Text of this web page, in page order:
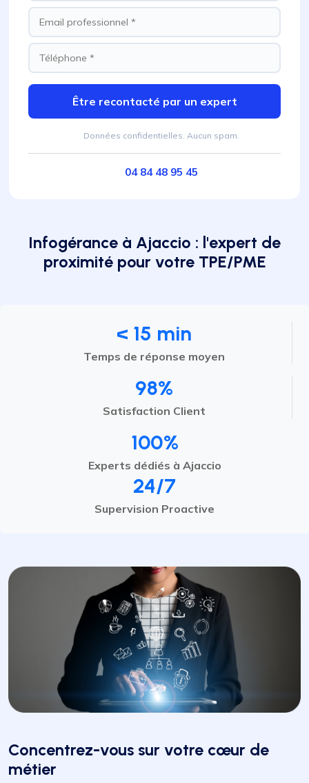
Être recontacté par un expert
Données confidentielles. Aucun spam.
04 84 48 95 45
Infogérance à Ajaccio : l'expert de
proximité pour votre TPE/PME
< 15 min
Temps de réponse moyen
98%
Satisfaction Client
100%
Experts dédiés à Ajaccio
24/7
Supervision Proactive
Concentrez-vous sur votre cœur de
métier